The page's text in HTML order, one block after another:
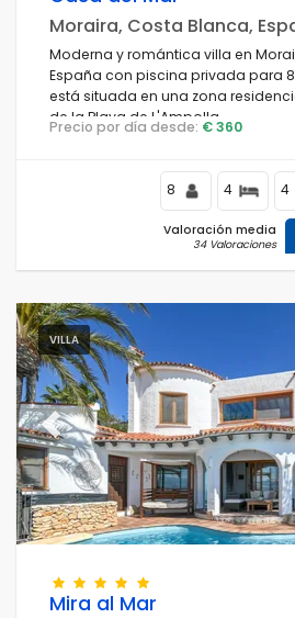
Moraira, Costa Blanca,
Moderna y romántica villa en
España con piscina privada para
está situada en una zona
de la Playa de L'Ampolla.
Precio por día desde: € 360
8 4 4
Valoración media
34 Valoraciones
VILLA
Previous
Mira al Mar